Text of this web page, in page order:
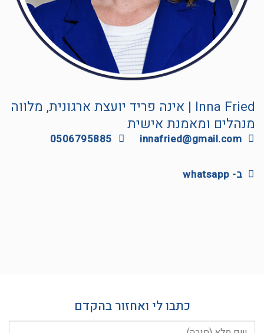
Inna Fried | אינה פריד יועצת ארגונית, מלווה
מנהלים ומאמנת אישית
innafried@gmail.com
0506795885
ב- whatsapp
כתבו לי ואחזור בהקדם